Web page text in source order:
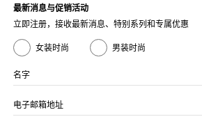
最新消息与促销活动
立即注册，接收最新消息、特别系列和专属优惠
女装时尚 男装时尚
名字
电子邮箱地址